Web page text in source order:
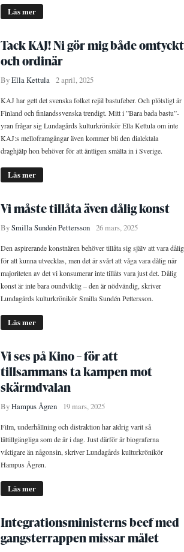
Läs mer
Tack KAJ! Ni gör mig både omtyckt
och ordinär
ByElla Kettula 2 april, 2025
KAJ har gett det svenska folket rejäl bastufeber. Och plötsligt är
Finland och finlandssvenska trendigt. Mitt i ”Bara bada bastu”-
yran frågar sig Lundagårds kulturkrönikör Ella Kettula om inte
KAJ:s melloframgångar även kommer bli den dialektala
draghjälp hon behöver för att äntligen smälta in i Sverige.
Läs mer
Vi måste tillåta även dålig konst
BySmilla Sundén Pettersson 26 mars, 2025
Den aspirerande konstnären behöver tillåta sig själv att vara dålig
för att kunna utvecklas, men det är svårt att våga vara dålig när
majoriteten av det vi konsumerar inte tillåts vara just det. Dålig
konst är inte bara oundviklig – den är nödvändig, skriver
Lundagårds kulturkrönikör Smilla Sundén Pettersson.
Läs mer
Vi ses på Kino – för att
tillsammans ta kampen mot
skärmdvalan
ByHampus Ågren 19 mars, 2025
Film, underhållning och distraktion har aldrig varit så
lättillgängliga som de är i dag. Just därför är biograferna
viktigare än någonsin, skriver Lundagårds kulturkrönikör
Hampus Ågren.
Läs mer
Integrationsministerns beef med
gangsterrappen missar målet